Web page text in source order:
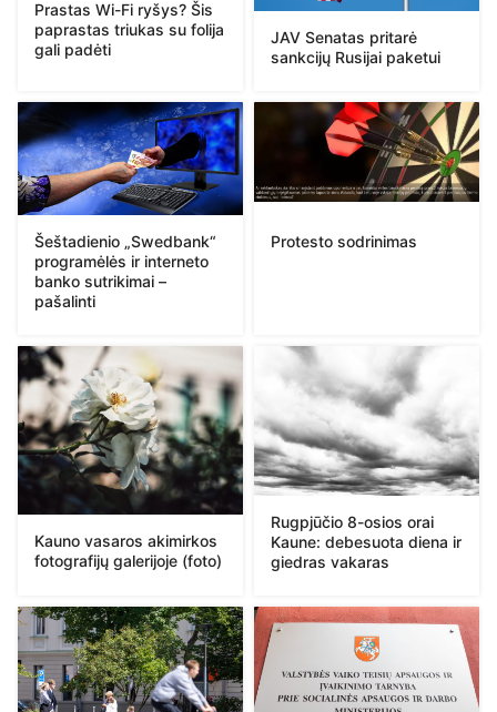
Prastas Wi-Fi ryšys? Šis
paprastas triukas su folija
gali padėti
JAV Senatas pritarė
sankcijų Rusijai paketui
Šeštadienio „Swedbank“
programėlės ir interneto
banko sutrikimai –
pašalinti
Protesto sodrinimas
Kauno vasaros akimirkos
fotografijų galerijoje (foto)
Rugpjūčio 8-osios orai
Kaune: debesuota diena ir
giedras vakaras